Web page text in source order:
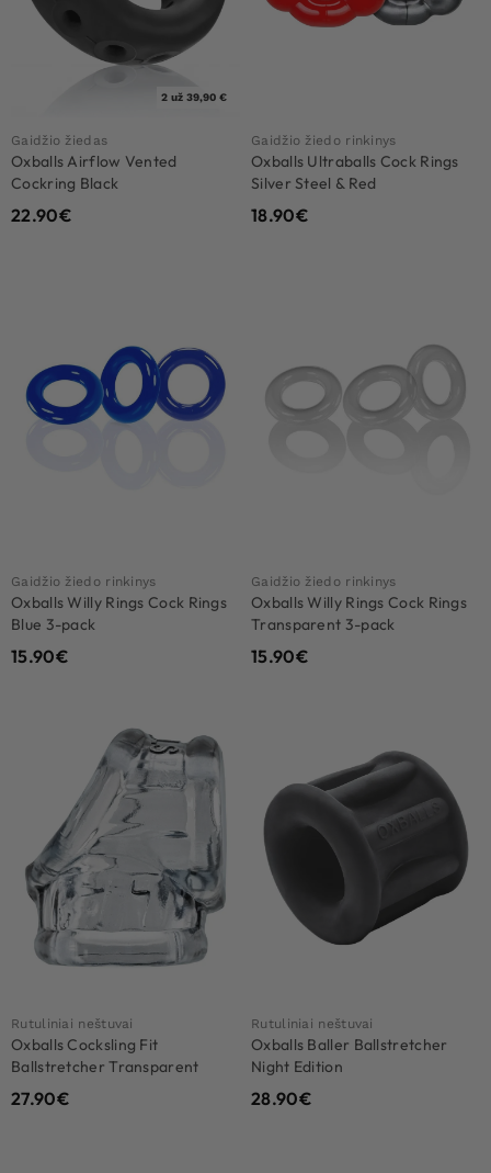
2 už 39,90 €
Gaidžio žiedas
Oxballs Airflow Vented
Cockring Black
22.90€
Gaidžio žiedo rinkinys
Oxballs Ultraballs Cock Rings
Silver Steel & Red
18.90€
Gaidžio žiedo rinkinys
Oxballs Willy Rings Cock Rings
Blue 3-pack
15.90€
Gaidžio žiedo rinkinys
Oxballs Willy Rings Cock Rings
Transparent 3-pack
15.90€
Rutuliniai neštuvai
Oxballs Cocksling Fit
Ballstretcher Transparent
27.90€
Rutuliniai neštuvai
Oxballs Baller Ballstretcher
Night Edition
28.90€